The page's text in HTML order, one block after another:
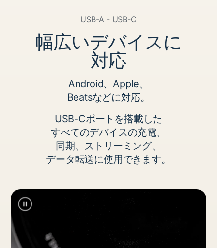
USB-A - USB-C
幅​広い​​​デバイスに​​​
対応
Android、​​Apple、
Beatsなどに​​対応。
USB-Cポートを​​搭載した
すべての​​デバイスの​​充電、
同期、​​ストリーミング、
データ転送に​​使用できます。